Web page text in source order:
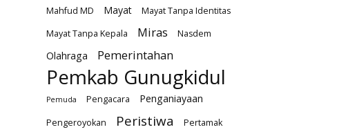
Mahfud MD
Mayat
Mayat Tanpa Identitas
Mayat Tanpa Kepala
Miras Nasdem
Olahraga Pemerintahan
Pemkab Gunugkidul
Pemuda Pengacara Penganiayaan
Pengeroyokan Peristiwa Pertamak